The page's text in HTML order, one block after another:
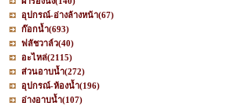
อุปกรณ์-อ่างล้างหน้า(67)
ก๊อกน้ำ(693)
ฟลัชวาล์ว(40)
อะไหล่(2115)
ส่วนอาบน้ำ(272)
อุปกรณ์-ห้องน้ำ(196)
อ่างอาบน้ำ(107)